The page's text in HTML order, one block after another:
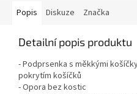
Popis Diskuze Značka
Detailní popis produktu
- Podprsenka s měkkými
pokrytím košíčků
- Opora bez kostic